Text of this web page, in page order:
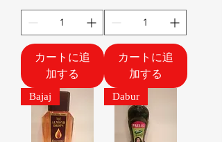
カートに追
加する
カートに追
加する
Bajaj Dabur